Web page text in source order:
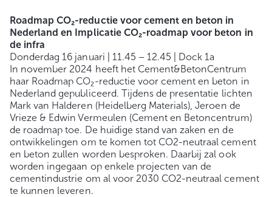
Roadmap CO₂-reductie voor cement en beton in
Nederland en Implicatie CO₂-roadmap voor beton in
de infra
Donderdag 16 januari | 11.45 – 12.45 | Dock 1a
In november 2024 heeft het Cement&BetonCentrum
haar Roadmap CO₂-reductie voor cement en beton in
Nederland gepubliceerd. Tijdens de presentatie lichten
Mark van Halderen (Heidelberg Materials), Jeroen de
Vrieze & Edwin Vermeulen (Cement en Betoncentrum)
de roadmap toe. De huidige stand van zaken en de
ontwikkelingen om te komen tot CO2-neutraal cement
en beton zullen worden besproken. Daarbij zal ook
worden ingegaan op enkele projecten van de
cementindustrie om al voor 2030 CO2-neutraal cement
te kunnen leveren.